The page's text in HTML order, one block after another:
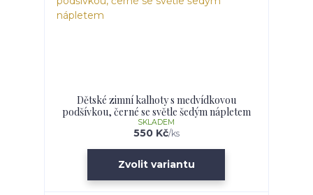
Dětské zimní kalhoty s medvídkovou
podšívkou, černé se světle šedým nápletem
550 Kč/ks
SKLADEM
Zvolit variantu